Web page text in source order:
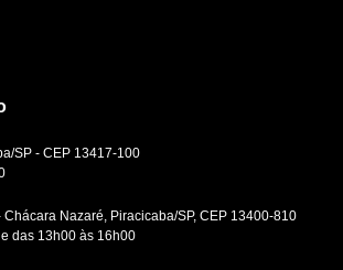
SP - CEP 13417-100
Nazaré, Piracicaba/SP, CEP 13400-810
das 13h00 às 16h00